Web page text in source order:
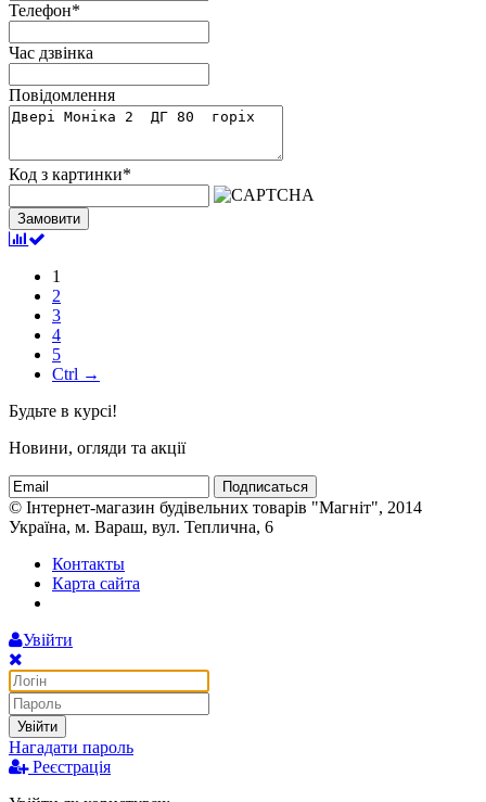
Телефон*
Час дзвінка
Повідомлення
Код з картинки*
Замовити
1
2
3
4
5
Ctrl →
Будьте в курсі!
Новини, огляди та акції
Подписаться
© Інтернет-магазин будівельних товарів "Магніт", 2014
Україна, м. Вараш, вул. Теплична, 6
Контакты
Карта сайта
Увійти
Увійти
Нагадати пароль
Реєстрація